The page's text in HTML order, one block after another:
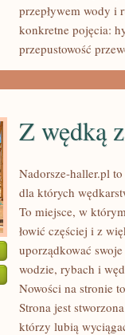
przepływem wody i
konkretne pojęcia:
przepustowość
Z wędką
Nadorsze-haller.pl
dla których
To miejsce, w
łowić częściej i z
uporządkować
wodzie, rybach i
Nowości na stronie
Strona jest
którzy lubią